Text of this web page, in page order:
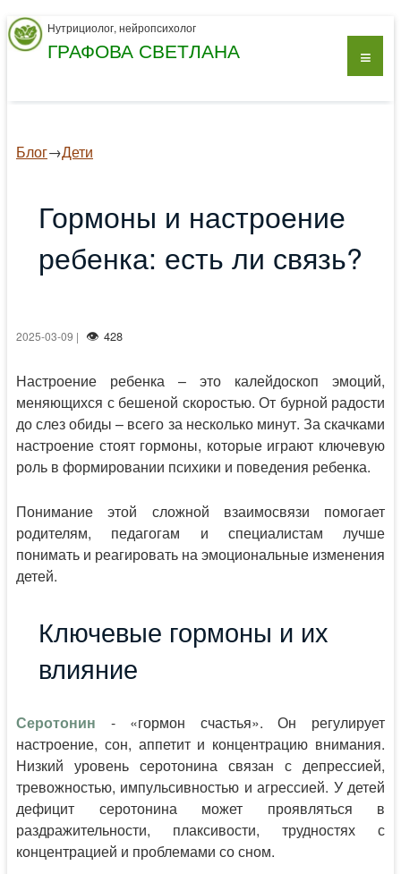
Нутрициолог, нейропсихолог
ГРАФОВА СВЕТЛАНА
Блог→Дети
Гормоны и настроение
ребенка: есть ли связь?
2025-03-09 | 428
Настроение ребенка – это калейдоскоп эмоций,
меняющихся с бешеной скоростью. От бурной радости
до слез обиды – всего за несколько минут. За скачками
настроение стоят гормоны, которые играют ключевую
роль в формировании психики и поведения ребенка.
Понимание этой сложной взаимосвязи помогает
родителям, педагогам и специалистам лучше
понимать и реагировать на эмоциональные изменения
детей.
Ключевые гормоны и их
влияние
Серотонин - «гормон счастья». Он регулирует
настроение, сон, аппетит и концентрацию внимания.
Низкий уровень серотонина связан с депрессией,
тревожностью, импульсивностью и агрессией. У детей
дефицит серотонина может проявляться в
раздражительности, плаксивости, трудностях с
концентрацией и проблемами со сном.